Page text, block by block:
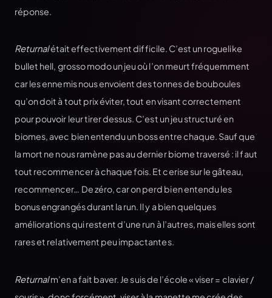
réponse.
Returnalétait effectivement difficile. C’est un roguelike
bullet hell, grosso modo un jeu où l’on meurt fréquemment
car les ennemis nous envoient des tonnes de bouboules
qu’on doit à tout prix éviter, tout en visant correctement
pour pouvoir leur tirer dessus. C’est un jeu structuré en
biomes, avec bien entendu un boss entre chaque. Sauf que
la mort ne nous ramène pas au dernier biome traversé : il faut
tout recommencer à chaque fois. Et cerise sur le gâteau,
recommencer… De zéro, car on perd bien entendu les
bonus engrangés durant la run. Il y a bien quelques
améliorations qui restent d’une run à l’autres, mais elles sont
rares et relativement peu impactantes.
Returnalm’en a fait baver. Je suis de l’école « viser = clavier /